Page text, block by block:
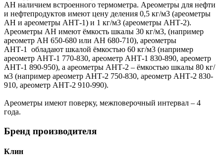
АН наличием встроенного термометра. Ареометры для нефти
и нефтепродуктов имеют цену деления 0,5 кг/м3 (ареометры
АН и ареометры АНТ-1) и 1 кг/м3 (ареометры АНТ-2).
Ареометры АН имеют ёмкость шкалы 30 кг/м3, (например
ареометр АН 650-680 или АН 680-710), ареометры
АНТ-1 обладают шкалой ёмкостью 60 кг/м3 (например
ареометр АНТ-1 770-830, ареометр АНТ-1 830-890, ареометр
АНТ-1 890-950), а ареометры АНТ-2 – ёмкостью шкалы 80 кг/
м3 (например ареометр АНТ-2 750-830, ареометр АНТ-2 830-
910, ареометр АНТ-2 910-990).
Ареометры имеют поверку, межповерочный интервал – 4
года.
Бренд производителя
Клин